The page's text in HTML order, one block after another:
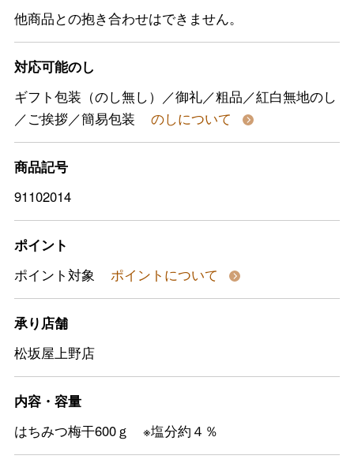
他商品との抱き合わせはできません。
対応可能のし
ギフト包装（のし無し）／御礼／粗品／紅白無地のし
／ご挨拶／簡易包装
のしについて
商品記号
91102014
ポイント
ポイント対象
ポイントについて
承り店舗
松坂屋上野店
内容・容量
はちみつ梅干600ｇ ※塩分約４％